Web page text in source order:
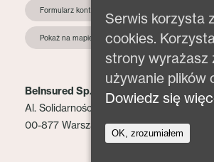
Formularz kontaktowy
Pokaż na mapie
BeInsured Sp. z o.o.
Al. Solidarności 153 lok. 2
00-877 Warszawa
Serwis korzysta
cookies.
strony wyrażasz
używanie plików
Dowiedz się
OK, zrozumiałem